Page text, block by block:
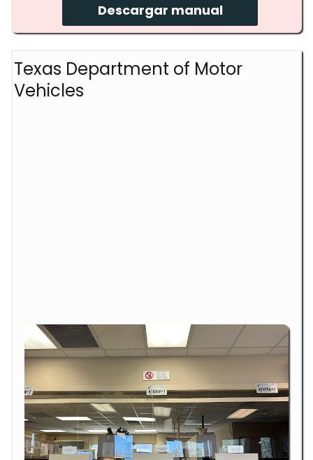
Descargar manual
Texas Department of Motor
Vehicles